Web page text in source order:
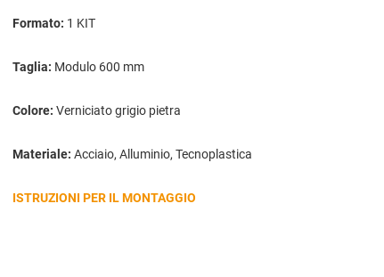
Formato: 1 KIT
Taglia: Modulo 600 mm
Colore: Verniciato grigio pietra
Materiale: Acciaio, Alluminio, Tecnoplastica
ISTRUZIONI PER IL MONTAGGIO